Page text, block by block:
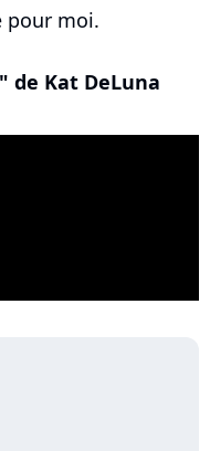
pour moi.
de Kat DeLuna